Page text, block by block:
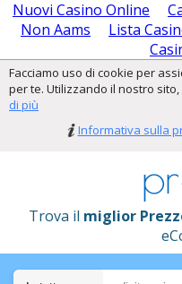
Nuovi Casino Online
Non Aams
Lista
Facciamo uso di cookie per
per te. Utilizzando il nostro
di più
Informativa sulla
Trova il miglior